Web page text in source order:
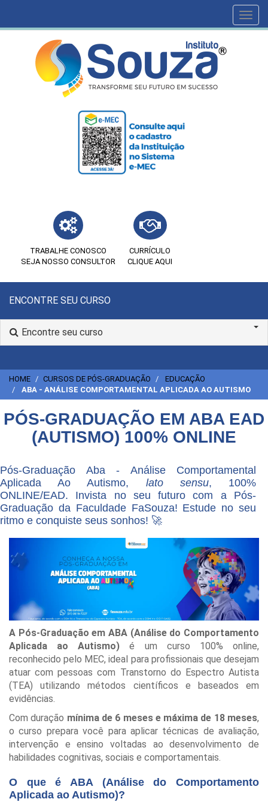
TRABALHE CONOSCO
SEJA NOSSO CONSULTOR
CURRÍCULO
CLIQUE AQUI
ENCONTRE SEU CURSO
Encontre seu curso
HOME CURSOS DE PÓS-GRADUAÇÃO
EDUCAÇÃO
ABA - ANÁLISE COMPORTAMENTAL APLICADA AO AUTISMO
PÓS-GRADUAÇÃO EM ABA EAD
(AUTISMO) 100% ONLINE
Pós-Graduação Aba - Análise Comportamental
Aplicada Ao Autismo, lato sensu, 100%
ONLINE/EAD. Invista no seu futuro com a Pós-
Graduação da Faculdade FaSouza! Estude no seu
ritmo e conquiste seus sonhos! 🚀
A Pós-Graduação em ABA (Análise do Comportamento
Aplicada ao Autismo) é um curso 100% online,
reconhecido pelo MEC, ideal para profissionais que desejam
atuar com pessoas com Transtorno do Espectro Autista
(TEA) utilizando métodos científicos e baseados em
evidências.
Com duração mínima de 6 meses e máxima de 18 meses,
o curso prepara você para aplicar técnicas de avaliação,
intervenção e ensino voltadas ao desenvolvimento de
habilidades cognitivas, sociais e comportamentais.
O que é ABA (Análise do Comportamento
Aplicada ao Autismo)?